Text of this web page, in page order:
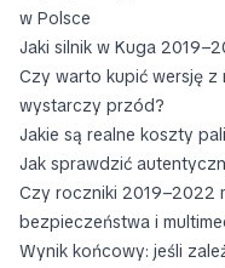
w Polsce
Jaki silnik w Kuga
Czy warto kupić wersję z
wystarczy przód?
Jakie są realne koszty
Jak sprawdzić
Czy roczniki 2019–2022
bezpieczeństwa i
Wynik końcowy: jeśli